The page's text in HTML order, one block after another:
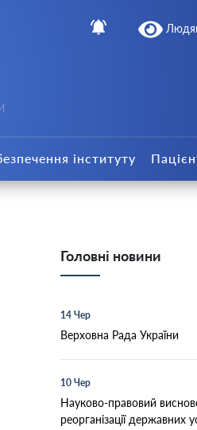
інституту
Головні новини
14 Чер
Верховна Рада України
10 Чер
Науково-правовий
реорганізації